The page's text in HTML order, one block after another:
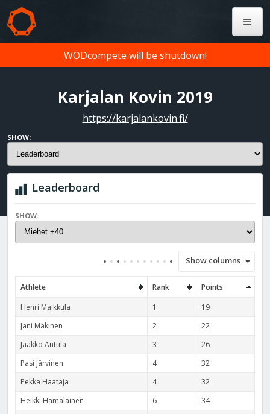
WODcompete will be shutdown!
Karjalan Kovin 2019
https://karjalankovin.fi/
SHOW:
Leaderboard
SHOW:
Show columns
Athlete Rank
Points
Henri Maikkula
1
19
Jani Mäkinen
2
22
Jaakko Anttila
3
26
Pasi Järvinen
4
32
Pekka Haataja
4
32
Heikki Hämäläinen
6
34